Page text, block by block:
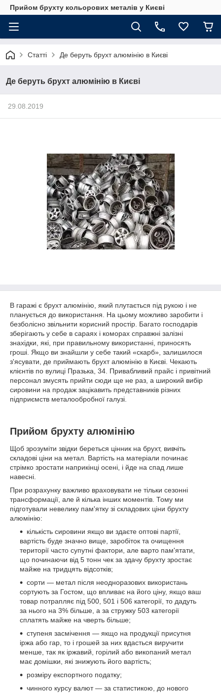
Прийом брухту кольорових металів у Києві
Статті Де беруть брухт алюмінію в Києві
Де беруть брухт алюмінію в Києві
29.08.2019
В гаражі є брухт алюмінію, який плутається під рукою і не
планується до використання. На цьому можливо заробити і
безболісно звільнити корисний простір. Багато господарів
зберігають у себе в сараях і коморах справжні залізні
знахідки, які, при правильному використанні, приносять
гроші. Якщо ви знайшли у себе такий «скарб», залишилося
з'ясувати, де приймають брухт алюмінію в Києві. Чекають
клієнтів по вулиці Празька, 34. Привабливий прайс і привітний
персонал змусять прийти сюди ще не раз, а широкий вибір
сировини на продаж зацікавить представників різних
підприємств металообробної галузі.
Прийом брухту алюмінію
Щоб зрозуміти звідки береться цінник на брухт, вивчіть
складові ціни на метал. Вартість на матеріали починає
стрімко зростати наприкінці осені, і йде на спад лише
навесні.
При розрахунку важливо враховувати не тільки сезонні
трансформації, але й кілька інших моментів. Тому ми
підготували невелику пам'ятку зі складових ціни брухту
алюмінію:
кількість сировини якщо ви здаєте оптові партії,
вартість буде значно вище, заробіток та очищення
території часто супутні фактори, але варто пам'ятати,
що починаючи від 5 тонн чек за здачу брухту зростає
майже на тридцять відсотків;
сорти — метал після неодноразових використань
сортують за Гостом, що впливає на його ціну, якщо ваш
товар потрапляє під 500, 501 і 506 категорії, то дадуть
за нього на 3% більше, а за стружку 503 категорії
сплатять майже на чверть більше;
ступеня засмічення — якщо на продукції присутня
іржа або гар, то і грошей за них вдасться виручити
менше, так як іржавий, горілий або викопаний метал
має домішки, які знижують його вартість;
розміру експортного податку;
чинного курсу валют — за статистикою, до нового